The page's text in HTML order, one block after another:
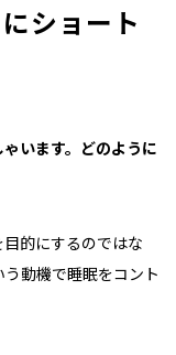
ショート
います。どのように
的にするのではな
動機で睡眠をコント